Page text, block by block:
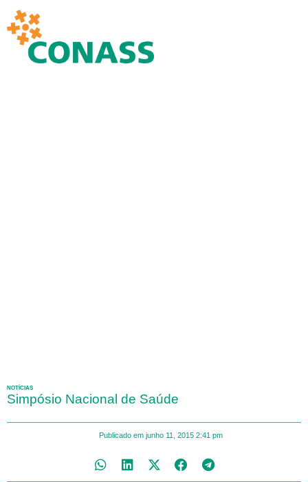
NOTÍCIAS
Simpósio Nacional de Saúde
Publicado em junho 11, 2015 2:41 pm